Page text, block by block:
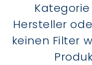
Hersteller
keinen Filter